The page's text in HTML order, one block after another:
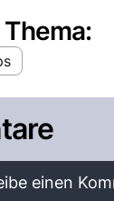
einen